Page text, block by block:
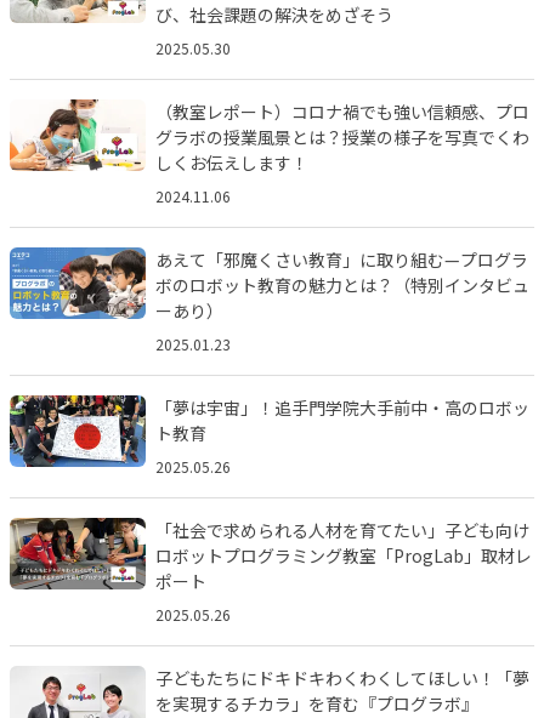
び、社会課題の解決をめざそう
2025.05.30
（教室レポート）コロナ禍でも強い信頼感、プロ
グラボの授業風景とは？授業の様子を写真でくわ
しくお伝えします！
2024.11.06
あえて「邪魔くさい教育」に取り組む—プログラ
ボのロボット教育の魅力とは？（特別インタビュ
ーあり）
2025.01.23
「夢は宇宙」！追手門学院大手前中・高のロボッ
ト教育
2025.05.26
「社会で求められる人材を育てたい」子ども向け
ロボットプログラミング教室「ProgLab」取材レ
ポート
2025.05.26
子どもたちにドキドキわくわくしてほしい！「夢
を実現するチカラ」を育む『プログラボ』